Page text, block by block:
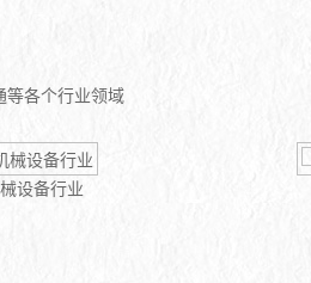
等各个行业领域
设备行业